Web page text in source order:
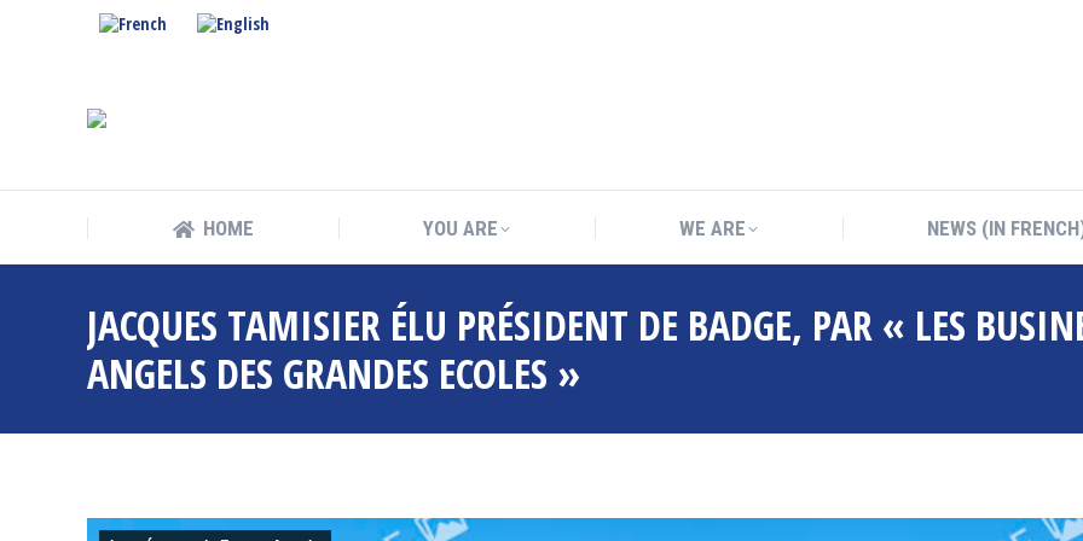
HOME YOU ARE WE ARE NEWS (IN
JACQUES TAMISIER ÉLU PRÉSIDENT DE BADGE, PAR « LES
ANGELS DES GRANDES ECOLES »
HOME